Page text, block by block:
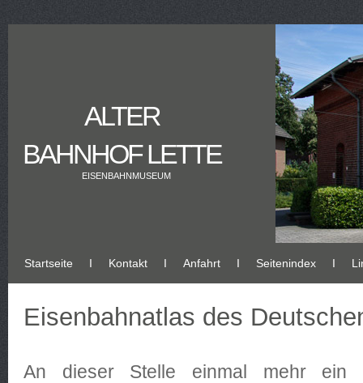
ALTER
BAHNHOF LETTE
EISENBAHNMUSEUM
Startseite Ι Kontakt Ι Anfahrt Ι Seitenindex Ι
Eisenbahnatlas des
An dieser Stelle einmal mehr ein